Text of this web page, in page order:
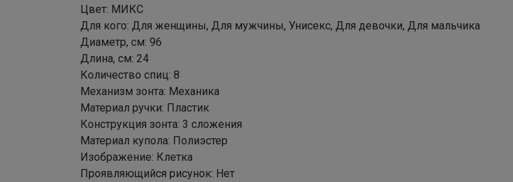
Цвет: МИКС
Для кого: Для женщины, Для мужчины, Унисекс, Для девочки, Для мальчика
Диаметр, см: 96
Длина, см: 24
Количество спиц: 8
Механизм зонта: Механика
Материал ручки: Пластик
Конструкция зонта: 3 сложения
Материал купола: Полиэстер
Изображение: Клетка
Проявляющийся рисунок: Нет